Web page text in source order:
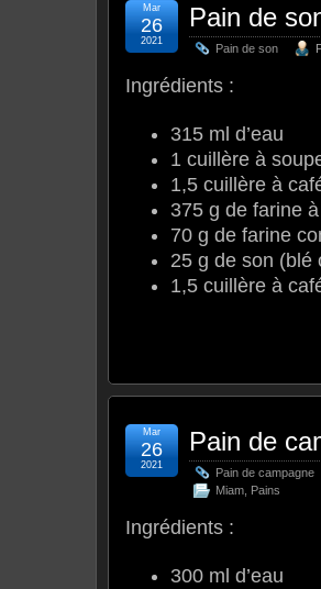
Pain de
Pain de son
Mar
26
2021
Ingrédients :
315 ml d’eau
1 cuillère à
1,5 cuillère à
375 g de farine
70 g de farine
25 g de son (blé
1,5 cuillère à
Pain de
Pain de campagne
Miam, Pains
Mar
26
2021
Ingrédients :
300 ml d’eau